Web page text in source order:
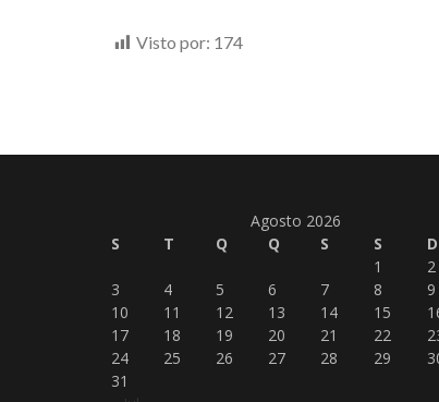
Visto por: 174
Agosto 2026
S
T Q Q S S D
1
2
3
4 5 6 7 8
9
10
11 12 13 14 15
17
18 19 20 21 22
24
25 26 27 28 29
31